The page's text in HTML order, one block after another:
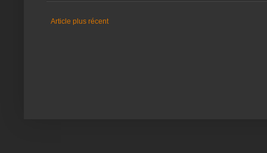
Article plus récent